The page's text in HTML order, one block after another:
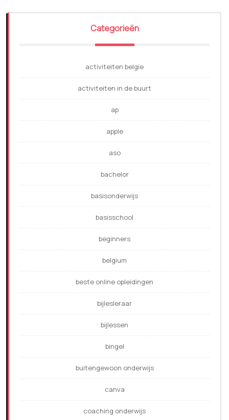
Categorieën
activiteiten belgie
activiteiten in de buurt
ap
apple
aso
bachelor
basisonderwijs
basisschool
beginners
belgium
beste online opleidingen
bijlesleraar
bijlessen
bingel
buitengewoon onderwijs
canva
coaching onderwijs